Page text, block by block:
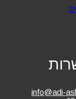
info@adi-